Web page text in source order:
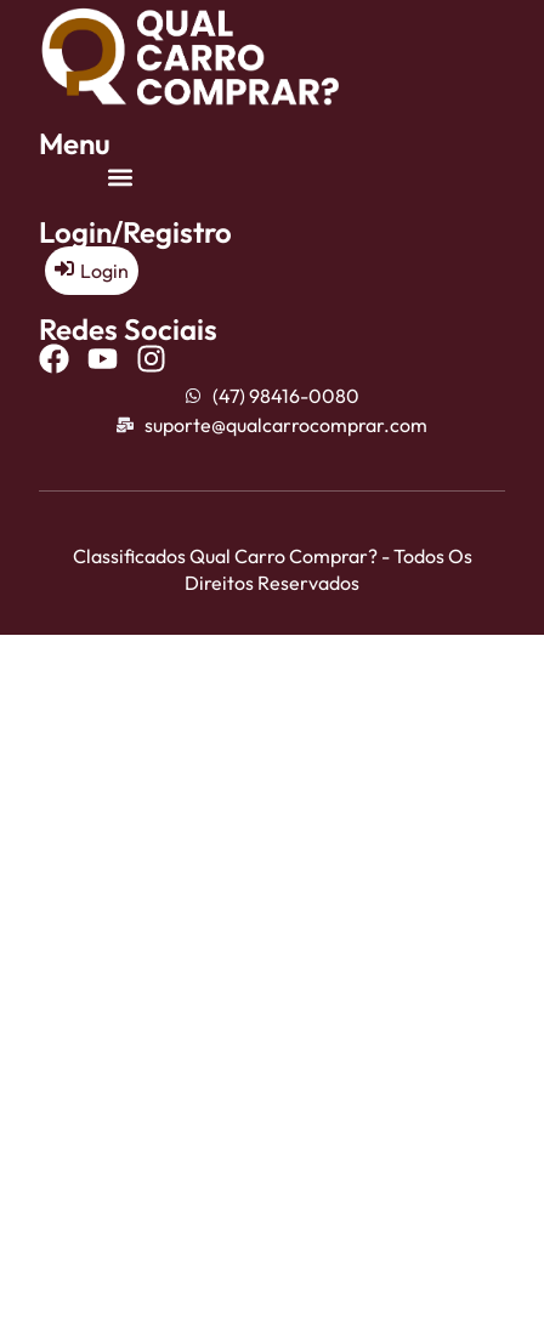
Menu
Login/Registro
Login
Redes Sociais
(47) 98416-0080
suporte@qualcarrocomprar.com
Classificados Qual Carro Comprar? - Todos Os
Direitos Reservados